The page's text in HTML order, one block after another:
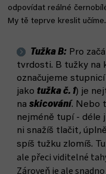
odpovídat reálné
My tě teprve kreslit učíme.
Tužka B: Pro
tvrdosti. B tužky na
označujeme
jako tužka č. 1) je
na skicování. Nebo
nejméně tupí - déle
ni snažíš tlačit,
spíš tužku zlomíš.
ale přeci viditelné
Zároveň je ale